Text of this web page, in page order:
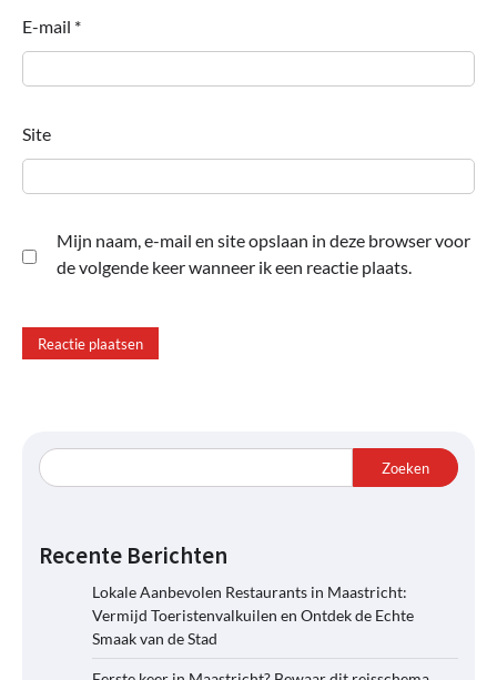
E-mail *
Site
Mijn naam, e-mail en site opslaan in deze browser voor
de volgende keer wanneer ik een reactie plaats.
Zoeken
Recente Berichten
Lokale Aanbevolen Restaurants in Maastricht:
Vermijd Toeristenvalkuilen en Ontdek de Echte
Smaak van de Stad